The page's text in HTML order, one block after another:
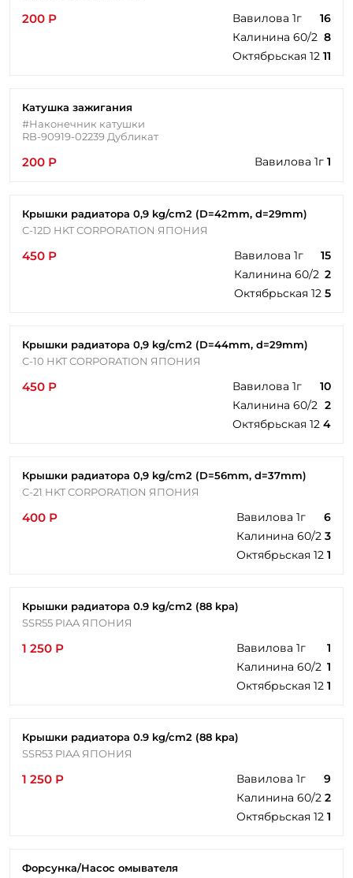
200 Р Вавилова 1г
16
Калинина 60/2 8
Октябрьская 12 11
Катушка зажигания
#Наконечник катушки
RB-90919-02239 Дубликат
200 Р Вавилова 1г 1
Крышки радиатора 0,9 kg/cm2 (D=42mm, d=29mm)
C-12D HKT CORPORATION ЯПОНИЯ
450 Р Вавилова 1г
15
Калинина 60/2 2
Октябрьская 12 5
Крышки радиатора 0,9 kg/cm2 (D=44mm, d=29mm)
C-10 HKT CORPORATION ЯПОНИЯ
450 Р Вавилова 1г
10
Калинина 60/2 2
Октябрьская 12 4
Крышки радиатора 0,9 kg/cm2 (D=56mm, d=37mm)
C-21 HKT CORPORATION ЯПОНИЯ
400 Р Вавилова 1г
6
Калинина 60/2 3
Октябрьская 12 1
Крышки радиатора 0.9 kg/cm2 (88 kpa)
SSR55 PIAA ЯПОНИЯ
1 250 Р Вавилова 1г
1
Калинина 60/2 1
Октябрьская 12 1
Крышки радиатора 0.9 kg/cm2 (88 kpa)
SSR53 PIAA ЯПОНИЯ
1 250 Р Вавилова 1г
9
Калинина 60/2 2
Октябрьская 12 1
Форсунка/Насос омывателя